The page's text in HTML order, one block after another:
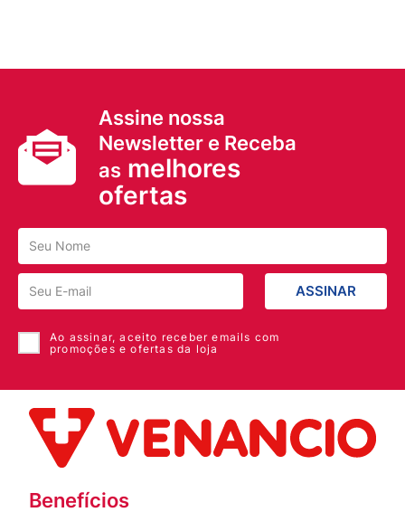
Assine nossa
Newsletter e Receba
as melhores
ofertas
ASSINAR
Ao assinar, aceito receber emails com
promoções e ofertas da loja
Benefícios